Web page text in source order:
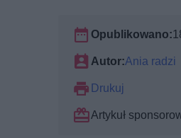
Opublikowano:
Autor:Ania radzi
Drukuj
Artykuł